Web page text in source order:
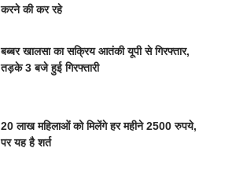
करने की कर रहे
बब्बर खालसा का सक्रिय आतंकी यूपी से गिरफ्तार,
तड़के 3 बजे हुई गिरफ्तारी
20 लाख महिलाओं को मिलेंगे हर महीने 2500 रुपये,
पर यह है शर्त